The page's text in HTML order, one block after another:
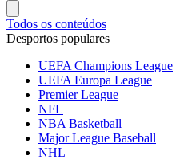
Todos os conteúdos
Desportos populares
UEFA Champions League
UEFA Europa League
Premier League
NFL
NBA Basketball
Major League Baseball
NHL